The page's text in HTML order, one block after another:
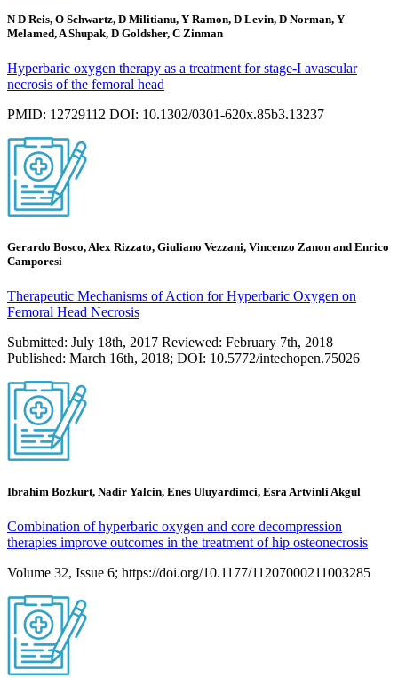
N D Reis, O Schwartz, D Militianu, Y Ramon, D Levin, D Norman, Y
Melamed, A Shupak, D Goldsher, C Zinman
Hyperbaric oxygen therapy as a treatment for stage-I avascular
necrosis of the femoral head
PMID: 12729112 DOI: 10.1302/0301-620x.85b3.13237
Gerardo Bosco, Alex Rizzato, Giuliano Vezzani, Vincenzo Zanon and Enrico
Camporesi
Therapeutic Mechanisms of Action for Hyperbaric Oxygen on
Femoral Head Necrosis
Submitted: July 18th, 2017 Reviewed: February 7th, 2018
Published: March 16th, 2018; DOI: 10.5772/intechopen.75026
Ibrahim Bozkurt, Nadir Yalcin, Enes Uluyardimci, Esra Artvinli Akgul
Combination of hyperbaric oxygen and core decompression
therapies improve outcomes in the treatment of hip osteonecrosis
Volume 32, Issue 6; https://doi.org/10.1177/11207000211003285